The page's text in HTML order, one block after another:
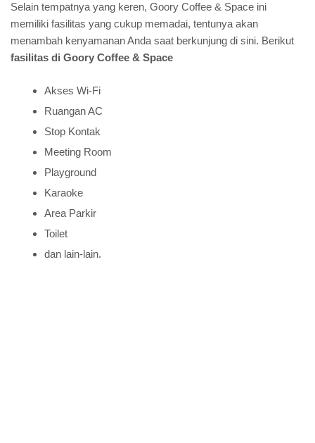
Selain tempatnya yang keren, Goory Coffee & Space ini
memiliki fasilitas yang cukup memadai, tentunya akan
menambah kenyamanan Anda saat berkunjung di sini. Berikut
fasilitas di Goory Coffee & Space
Akses Wi-Fi
Ruangan AC
Stop Kontak
Meeting Room
Playground
Karaoke
Area Parkir
Toilet
dan lain-lain.